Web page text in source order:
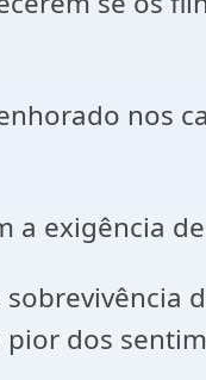
nos
a exigência
dos